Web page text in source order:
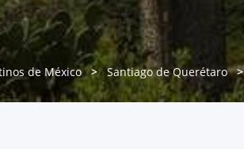
de México Santiago de Querétaro